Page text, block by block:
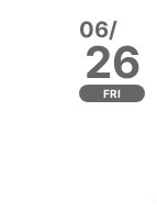
06/
26
FRI